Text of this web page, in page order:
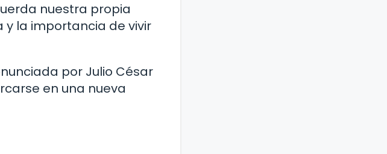
nuestra propia
la importancia de vivir
por Julio César
en una nueva